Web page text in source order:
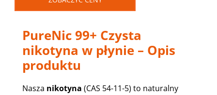
PureNic 99+ Czysta
nikotyna w płynie – Opis
produktu
Nasza nikotyna (CAS 54-11-5) to naturalny